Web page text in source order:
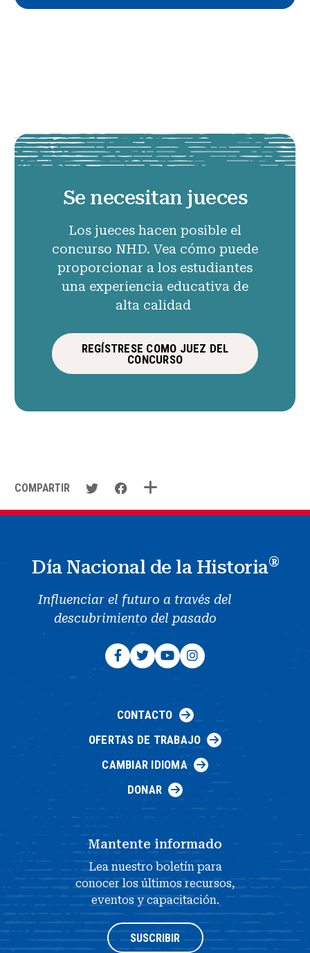
Se necesitan jueces
Los jueces hacen posible el
concurso NHD. Vea cómo puede
proporcionar a los estudiantes
una experiencia educativa de
alta calidad
REGÍSTRESE COMO JUEZ DEL
CONCURSO
COMPARTIR
Día Nacional de la Historia®
Influenciar el futuro a través del
descubrimiento del pasado
CONTACTO
OFERTAS DE TRABAJO
CAMBIAR IDIOMA
DONAR
Mantente informado
Lea nuestro boletín para
conocer los últimos recursos,
eventos y capacitación.
SUSCRIBIR